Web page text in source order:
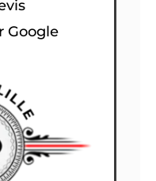
Google